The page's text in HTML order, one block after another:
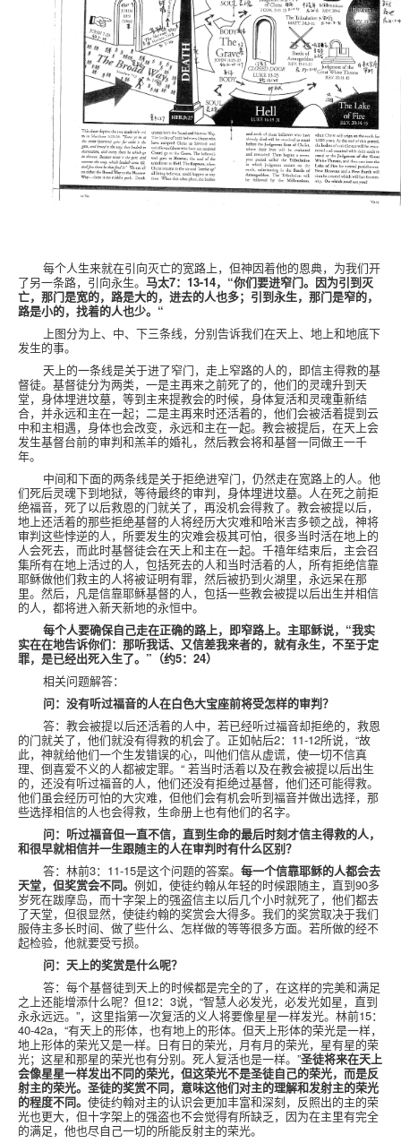
每个人生来就在引向灭亡的宽路上，但神因着他的恩典，为我们开
了另一条路，引向永生。 马太7： 13-14，“你们要进窄门。因为引到灭
亡，那门是宽的，路是大的，进去的人也多；引到永生，那门是窄的，
路是小的，找着的人也少。“
上图分为上、中、下三条线，分别告诉我们在天上、地上和地底下
发生的事。
天上的一条线是关于进了窄门，走上窄路的人的，即信主得救的基
督徒。基督徒分为两类，一是主再来之前死了的，他们的灵魂升到天
堂，身体埋进坟墓，等到主来提教会的时候，身体复活和灵魂重新结
合，并永远和主在一起；二是主再来时还活着的，他们会被活着提到云
中和主相遇，身体也会改变，永远和主在一起。教会被提后，在天上会
发生基督台前的审判和羔羊的婚礼，然后教会将和基督一同做王一千
年。
中间和下面的两条线是关于拒绝进窄门，仍然走在宽路上的人。他
们死后灵魂下到地狱，等待最终的审判，身体埋进坟墓。人在死之前拒
绝福音，死了以后救恩的门就关了，再没机会得救了。教会被提以后，
地上还活着的那些拒绝基督的人将经历大灾难和哈米吉多顿之战，神将
审判这些悖逆的人，所要发生的灾难会极其可怕，很多当时活在地上的
人会死去，而此时基督徒会在天上和主在一起。千禧年结束后，主会召
集所有在地上活过的人，包括死去的人和当时活着的人，所有拒绝信靠
耶稣做他们救主的人将被证明有罪，然后被扔到火湖里，永远呆在那
里。然后，凡是信靠耶稣基督的人，包括一些教会被提以后出生并相信
的人，都将进入新天新地的永恒中。
每个人要确保自己走在正确的路上，即窄路上。主耶稣说，“我实
实在在地告诉你们：那听我话、又信差我来者的，就有永生，不至于定
罪，是已经出死入生了。”（约5： 24）
相关问题解答：
问：没有听过福音的人在白色大宝座前将受怎样的审判？
答：教会被提以后还活着的人中，若已经听过福音却拒绝的，救恩
的门就关了，他们就没有得救的机会了。正如帖后2： 11-12所说，“故
此，神就给他们一个生发错误的心，叫他们信从虚谎，使一切不信真
理、倒喜爱不义的人都被定罪。“ 若当时活着以及在教会被提以后出生
的，还没有听过福音的人，他们还没有拒绝过基督，他们还可能得救。
他们虽会经历可怕的大灾难，但他们会有机会听到福音并做出选择，那
些选择相信的人也会得救，生命册上也有他们的名字。
问：听过福音但一直不信，直到生命的最后时刻才信主得救的人，
和很早就相信并一生跟随主的人在审判时有什么区别？
答：林前3： 11-15是这个问题的答案。每一个信靠耶稣的人都会去
天堂，但奖赏会不同。 例如，使徒约翰从年轻的时候跟随主，直到90多
岁死在跋摩岛，而十字架上的强盗信主以后几个小时就死了，他们都去
了天堂，但很显然，使徒约翰的奖赏会大得多。我们的奖赏取决于我们
服侍主多长时间、做了些什么、怎样做的等等很多方面。若所做的经不
起检验，他就要受亏损。
问：天上的奖赏是什么呢？
答：每个基督徒到天上的时候都是完全的了，在这样的完美和满足
之上还能增添什么呢？但12： 3说，“智慧人必发光，必发光如星，直到
永永远远。”，这里指第一次复活的义人将要像星星一样发光。林前15：
40-42a，“有天上的形体，也有地上的形体。但天上形体的荣光是一样，
地上形体的荣光又是一样。日有日的荣光，月有月的荣光，星有星的荣
光；这星和那星的荣光也有分别。死人复活也是一样。”圣徒将来在天上
会像星星一样发出不同的荣光，但这荣光不是圣徒自己的荣光，而是反
射主的荣光。圣徒的奖赏不同，意味这他们对主的理解和发射主的荣光
的程度不同。 使徒约翰对主的认识会更加丰富和深刻，反照出的主的荣
光也更大，但十字架上的强盗也不会觉得有所缺乏，因为在主里有完全
的满足，他也尽自己一切的所能反射主的荣光。